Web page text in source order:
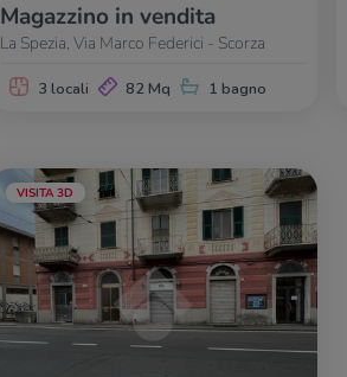
Magazzino in vendita
La Spezia, Via Marco Federici - Scorza
3 locali 82 Mq 1 bagno
VISITA 3D